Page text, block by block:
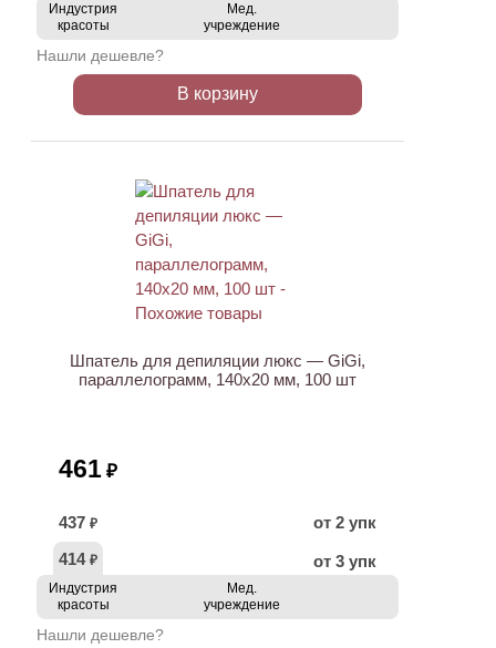
Индустрия
красоты
Мед.
учреждение
Нашли дешевле?
В корзину
Шпатель для депиляции люкс — GiGi,
параллелограмм, 140х20 мм, 100 шт
461 ₽
437 ₽
от 2 упк
414 ₽ от 3 упк
Индустрия
красоты
Мед.
учреждение
Нашли дешевле?